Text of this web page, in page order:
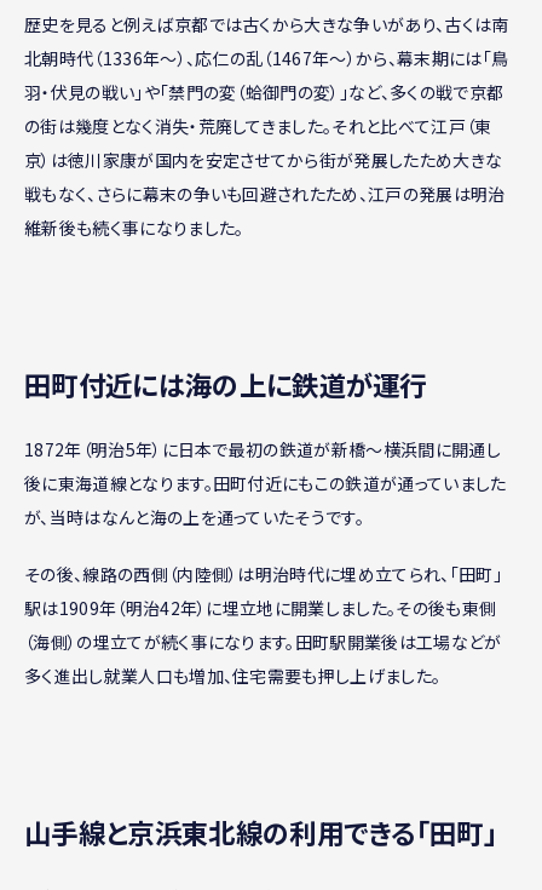
歴史を見ると例えば京都では古くから大きな争いがあり、古くは南
北朝時代（1336年～）、応仁の乱（1467年～）から、幕末期には「鳥
羽・伏見の戦い」や「禁門の変（蛤御門の変）」など、多くの戦で京都
の街は幾度となく消失・荒廃してきました。それと比べて江戸（東
京）は徳川家康が国内を安定させてから街が発展したため大きな
戦もなく、さらに幕末の争いも回避されたため、江戸の発展は明治
維新後も続く事になりました。
田町付近には海の上に鉄道が運行
1872年（明治5年）に日本で最初の鉄道が新橋～横浜間に開通し
後に東海道線となります。田町付近にもこの鉄道が通っていました
が、当時はなんと海の上を通っていたそうです。
その後、線路の西側（内陸側）は明治時代に埋め立てられ、「田町」
駅は1909年（明治42年）に埋立地に開業しました。その後も東側
（海側）の埋立てが続く事になります。田町駅開業後は工場などが
多く進出し就業人口も増加、住宅需要も押し上げました。
山手線と京浜東北線の利用できる「田町」